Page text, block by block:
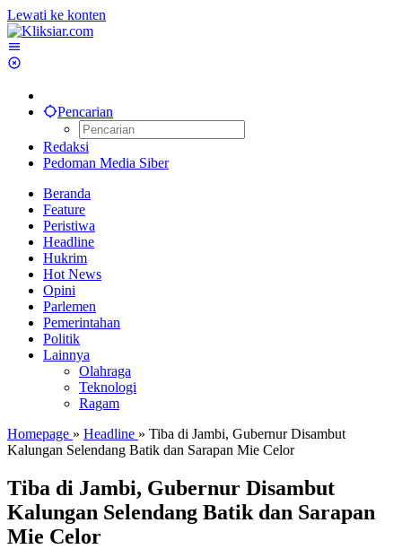
Lewati ke konten
Pencarian
Redaksi
Pedoman Media Siber
Beranda
Feature
Peristiwa
Headline
Hukrim
Hot News
Opini
Parlemen
Pemerintahan
Politik
Lainnya
Olahraga
Teknologi
Ragam
Homepage » Headline » Tiba di Jambi, Gubernur Disambut
Kalungan Selendang Batik dan Sarapan Mie Celor
Tiba di Jambi, Gubernur Disambut
Kalungan Selendang Batik dan Sarapan
Mie Celor